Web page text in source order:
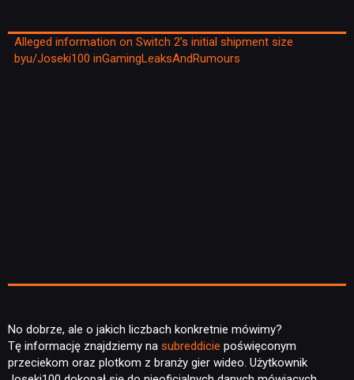
PUBLICYSTYKA
Alleged information on Switch 2’s initial shipment size
byu/Joseki100 inGamingLeaksAndRumours
No dobrze, ale o jakich liczbach konkretnie mówimy?
Tę informację znajdziemy na subreddicie poświęconym
przeciekom oraz plotkom z branży gier wideo. Użytkownik